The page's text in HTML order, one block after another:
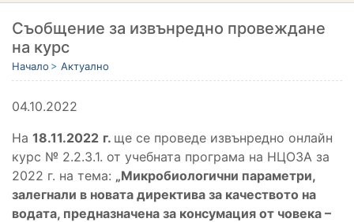
Съобщение за извънредно провеждане
на курс
Начало Актуално
04.10.2022
На 18.11.2022 г. ще се проведе извънредно онлайн
курс № 2.2.3.1. от учебната програма на НЦОЗА за
2022 г. на тема: „Микробиологични параметри,
залегнали в новата директива за качеството на
водата, предназначена за консумация от човека –